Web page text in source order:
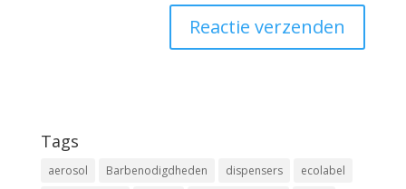
Tags
aerosol Barbenodigdheden dispensers
ecolabel